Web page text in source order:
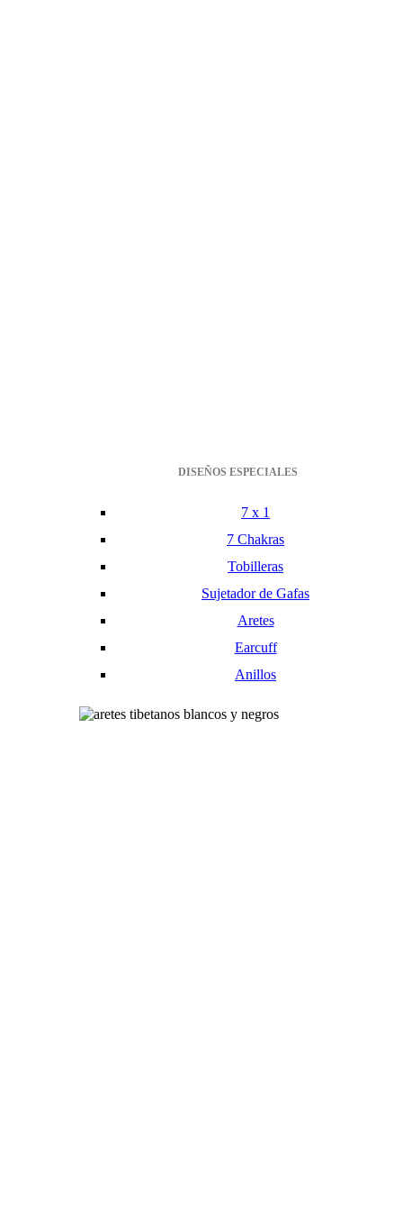
DISEÑOS ESPECIALES
7 x 1
7 Chakras
Tobilleras
Sujetador de Gafas
Aretes
Earcuff
Anillos